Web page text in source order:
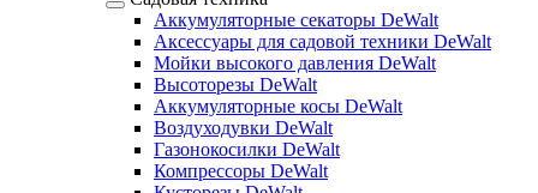
Аккумуляторные секаторы DeWalt
Аксессуары для садовой техники DeWalt
Мойки высокого давления DeWalt
Высоторезы DeWalt
Аккумуляторные косы DeWalt
Воздуходувки DeWalt
Газонокосилки DeWalt
Компрессоры DeWalt